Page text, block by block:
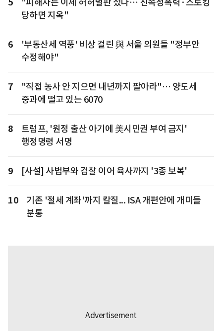
당하면 지옥"
6
'부동산세 역풍' 비상 걸린 與 서울 의원들 "정부안
수정해야"
7
"직접 농사 안 지으면 내년까지 팔아라"… 양도세
중과에 떨고 있는 6070
8
트럼프, '원정 출산 아기에 美시민권 부여 금지'
행정명령 서명
9 [사설] 사법부와 검찰 이어 육사까지 '3종 보복'
10
기존 '절세 계좌'까지 칼질... ISA 개편안에 개미들
분통